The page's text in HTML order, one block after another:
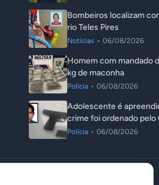
Bombeiros localizam
rio Teles Pires
Notícias • 06/08/2026
Homem com mandado
kg de maconha
Polícia • 06/08/2026
Adolescente é
crime foi ordenado pelo
Polícia • 06/08/2026